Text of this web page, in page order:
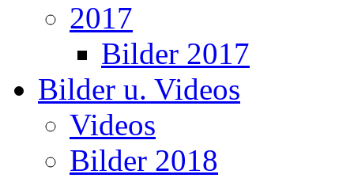
2017
Bilder 2017
Bilder u. Videos
Videos
Bilder 2018